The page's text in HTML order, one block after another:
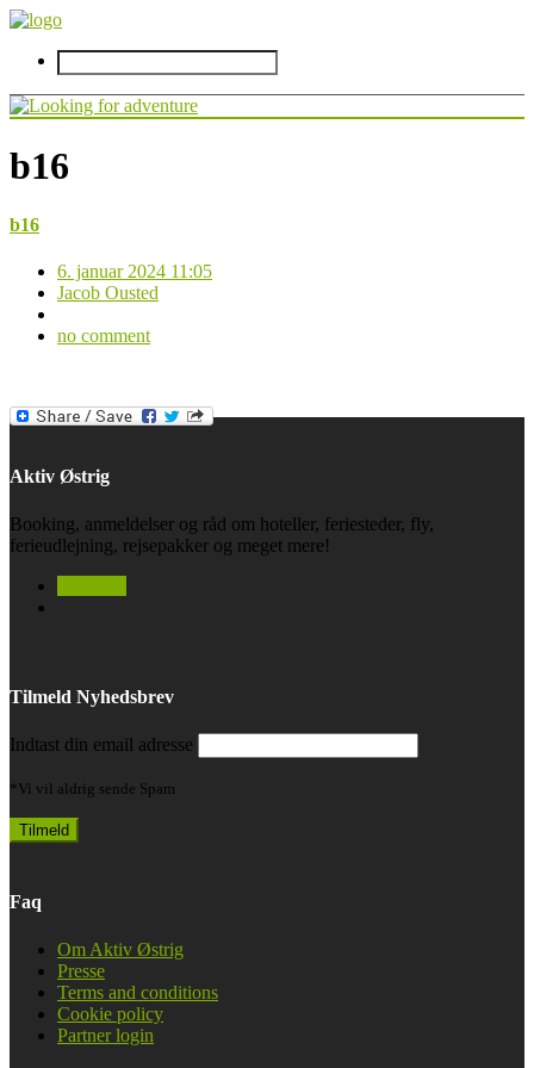
b16
b16
6. januar 2024 11:05
Jacob Ousted
no comment
Aktiv Østrig
Booking, anmeldelser og råd om hoteller, feriesteder, fly,
ferieudlejning, rejsepakker og meget mere!
Tilmeld Nyhedsbrev
Indtast din email adresse
*Vi vil aldrig sende Spam
Faq
Om Aktiv Østrig
Presse
Terms and conditions
Cookie policy
Partner login